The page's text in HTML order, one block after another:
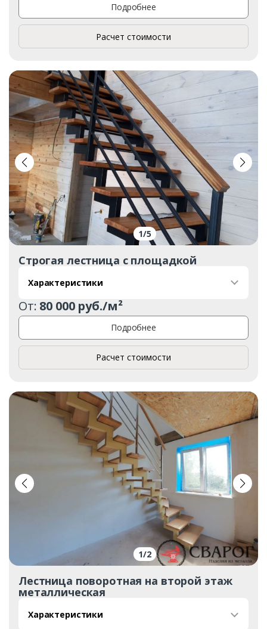
Подробнее
Расчет стоимости
1/5
Строгая лестница с площадкой
Характеристики
От: 80 000 руб./м²
Подробнее
Расчет стоимости
1/2
Лестница поворотная на второй этаж
металлическая
Характеристики